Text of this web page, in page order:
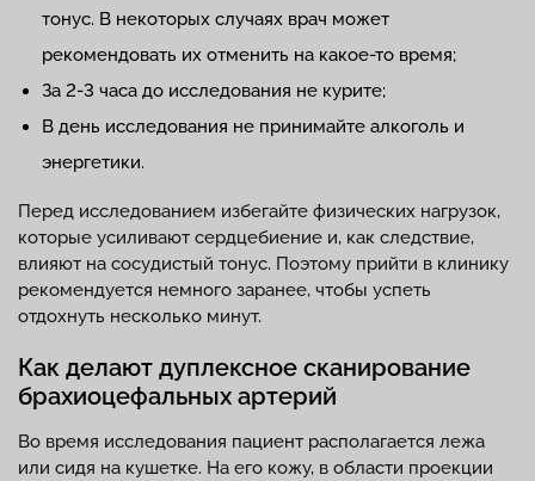
тонус. В некоторых случаях врач может
рекомендовать их отменить на какое-то время;
За 2-3 часа до исследования не курите;
В день исследования не принимайте алкоголь и
энергетики.
Перед исследованием избегайте физических нагрузок,
которые усиливают сердцебиение и, как следствие,
влияют на сосудистый тонус. Поэтому прийти в клинику
рекомендуется немного заранее, чтобы успеть
отдохнуть несколько минут.
Как делают дуплексное сканирование
брахиоцефальных артерий
Во время исследования пациент располагается лежа
или сидя на кушетке. На его кожу, в области проекции